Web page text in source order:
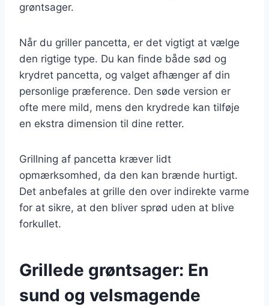
grøntsager.
Når du griller pancetta, er det vigtigt at vælge
den rigtige type. Du kan finde både sød og
krydret pancetta, og valget afhænger af din
personlige præference. Den søde version er
ofte mere mild, mens den krydrede kan tilføje
en ekstra dimension til dine retter.
Grillning af pancetta kræver lidt
opmærksomhed, da den kan brænde hurtigt.
Det anbefales at grille den over indirekte varme
for at sikre, at den bliver sprød uden at blive
forkullet.
Grillede grøntsager: En
sund og velsmagende